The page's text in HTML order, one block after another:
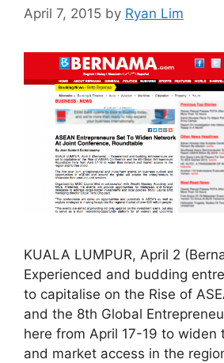
April 7, 2015 by Ryan Lim
KUALA LUMPUR, April 2
Experienced and budding
to capitalise on the Rise of
and the 8th Global
here from April 17-19 to widen
and market access in the